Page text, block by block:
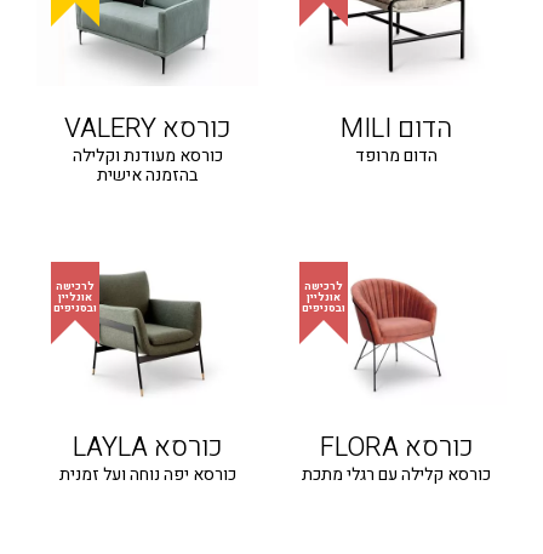
הדום MILI
הדום מרופד
כורסא VALERY
כורסא מעודנת וקלילה
בהזמנה אישית
כורסא FLORA
כורסא קלילה עם רגלי מתכת
כורסא LAYLA
כורסא יפה נוחה ועל זמנית